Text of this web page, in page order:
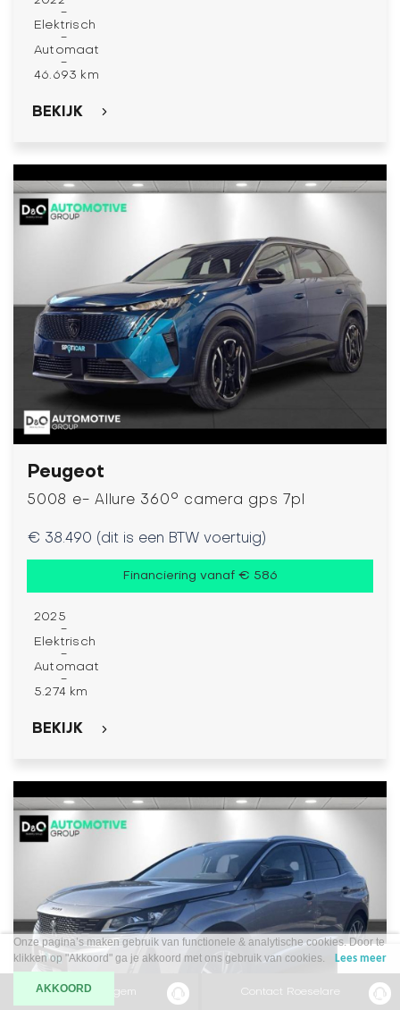
-
Elektrisch
-
Automaat
-
46.693 km
BEKIJK
Peugeot
5008 e- Allure 360° camera gps 7pl
€ 38.490 (dit is een BTW voertuig)
Financiering vanaf € 586
2025
-
Elektrisch
-
Automaat
-
5.274 km
BEKIJK
Contact Waregem Contact Roeselare
Onze pagina’s maken gebruik van functionele & analytische cookies. Door te
klikken op "Akkoord" ga je akkoord met ons gebruik van cookies.
Lees meer
AKKOORD